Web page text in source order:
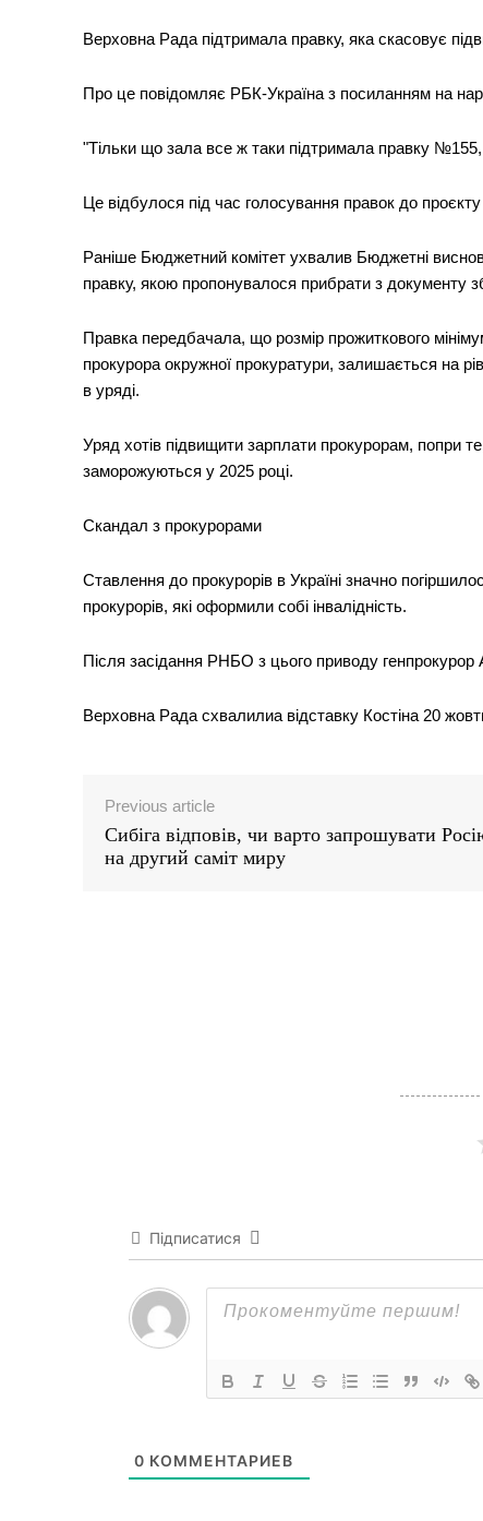
Верховна Рада підтримала правку, яка скасовує
Про це повідомляє РБК-Україна з посиланням на
"Тільки що зала все ж таки підтримала правку
Це відбулося під час голосування правок до
Раніше Бюджетний комітет ухвалив Бюджетні
правку, якою пропонувалося прибрати з документу
Правка передбачала, що розмір прожиткового
прокурора окружної прокуратури, залишається на
в уряді.
Уряд хотів підвищити зарплати прокурорам, попри
заморожуються у 2025 році.
Скандал з прокурорами
Ставлення до прокурорів в Україні значно
прокурорів, які оформили собі інвалідність.
Після засідання РНБО з цього приводу генпрокурор
Верховна Рада схвалилиа відставку Костіна 20
Previous article
Сибіга відповів, чи варто запрошувати
на другий саміт миру
Підписатися
0 КОММЕНТАРИЕВ